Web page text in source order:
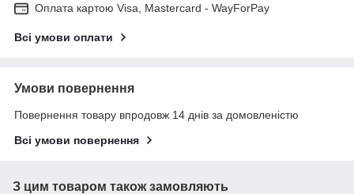
Оплата картою Visa, Mastercard - WayForPay
Всі умови оплати
Умови повернення
Повернення товару впродовж 14 днів за домовленістю
Всі умови повернення
З цим товаром також замовляють